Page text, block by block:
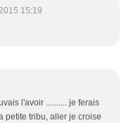
15:19
l'avoir .......... je ferais
petite tribu, aller je croise